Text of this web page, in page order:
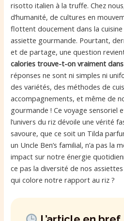
risotto italien à la truffe. Chez
d’humanité, de cultures en
flottent doucement dans la
assiette gourmande. Pourtant,
et de partage, une question
calories trouve-t-on vraiment
réponses ne sont ni simples ni
des variétés, des méthodes de
accompagnements, et même de
gourmande ! Ce voyage sensoriel
l’univers du riz dévoile une vérité
savoure, que ce soit un Tilda
un Uncle Ben’s familial, n’a pas la
impact sur notre énergie
ce pas la diversité de nos
qui colore notre rapport au riz ?